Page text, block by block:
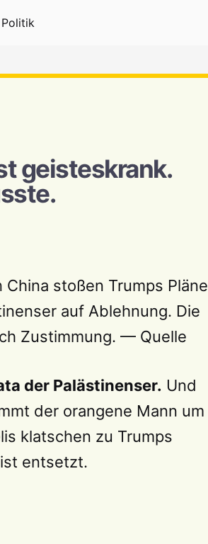
Politik
geisteskrank.
stoßen Trumps Pläne
auf Ablehnung. Die
Zustimmung. — Quelle
der Palästinenser. Und
der orangene Mann um
klatschen zu Trumps
entsetzt.